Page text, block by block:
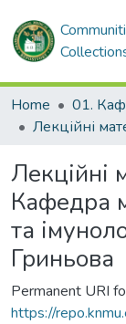
Home 01.
Лекційні
Кафедра
та
Гриньова
Permanent URI
https://